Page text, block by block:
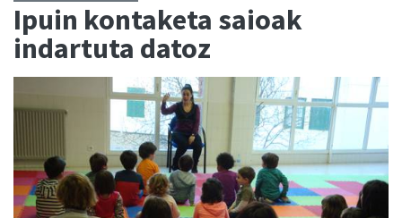
Ipuin kontaketa saioak
indartuta datoz